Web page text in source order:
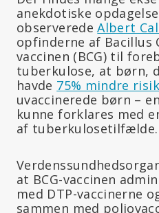
anekdotiske
observeredeAlbert
opfinderne af Bacillus
vaccinen (BCG) til
tuberkulose, at børn,
havde 75% mindre
uvaccinerede børn –
kunne forklares med
af tuberkulosetilfælde.
at BCG-vaccinen
med DTP-vaccinerne
sammen med